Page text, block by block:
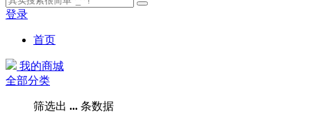
登录
首页
我的商城
全部分类
筛选出 ... 条数据